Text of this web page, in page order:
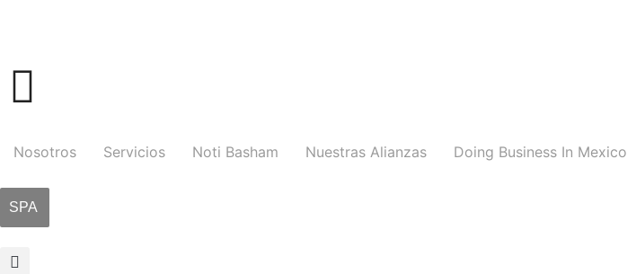
Nosotros Servicios Noti Basham Nuestras Alianzas Doing Business In Mexico
SPA